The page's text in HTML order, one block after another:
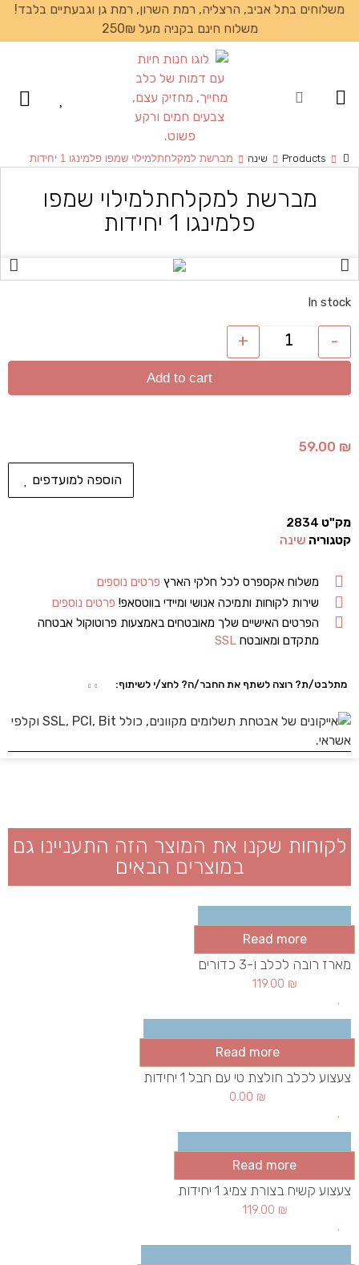
משלוחים בתל אביב, הרצליה, רמת השרון, רמת גן וגבעתיים בלבד!
משלוח חינם בקניה מעל 250₪
Products שינה מברשת למקלחתלמילוי שמפו פלמינגו 1 יחידות
מברשת למקלחתלמילוי שמפו
פלמינגו 1 יחידות
In stock
-
+
Add to cart
59.00 ₪
הוספה למועדפים
מק"ט 2834
קטגוריה שינה
משלוח אקספרס לכל חלקי הארץ פרטים נוספים
שירות לקוחות ותמיכה אנושי ומיידי בווטסאפ! פרטים נוספים
הפרטים האישיים שלך מאובטחים באמצעות פרוטוקול אבטחה
מתקדם ומאובטחSSL
מתלבט/ת? רוצה לשתף את החבר/ה? לחצ/י לשיתוף:
לקוחות שקנו את המוצר הזה התעניינו גם
במוצרים הבאים
Read more
מארז רובה לכלב ו-3 כדורים
119.00 ₪
Read more
צעצוע לכלב חולצת טי עם חבל 1 יחידות
0.00 ₪
Read more
צעצוע קשיח בצורת צמיג 1 יחידות
119.00 ₪